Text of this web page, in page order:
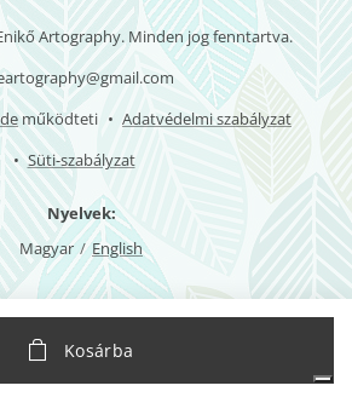
Kosárba
Artography. Minden jog fenntartva.
működteti
Adatvédelmi szabályzat
Süti-szabályzat
Nyelvek
Magyar
English